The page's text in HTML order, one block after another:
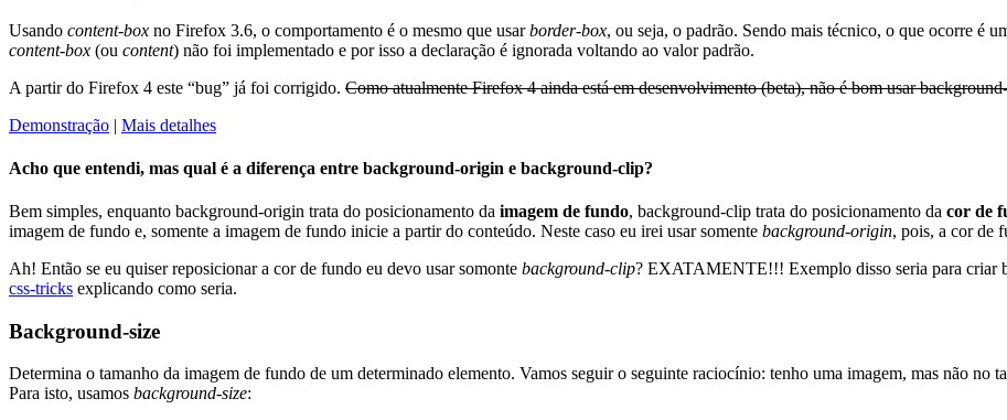
Usando content-box no Firefox 3.6, o comportamento é o mesmo que usarborder-box, ou seja, o padrão. Sendo mais técnico, o que ocorre é
content-box (ou content) não foi implementado e por isso a declaração é ignorada voltando ao valor padrão.
A partir do Firefox 4 este “bug” já foi corrigido. Como atualmente Firefox 4 ainda está em desenvolvimento (beta), não é bom usar
Demonstração | Mais detalhes
Acho que entendi, mas qual é a diferença entre background-origin e background-clip?
Bem simples, enquanto background-origin trata do posicionamento da imagem de fundo, background-clip trata do posicionamento da cor de
imagem de fundo e, somente a imagem de fundo inicie a partir do conteúdo. Neste caso eu irei usar somente background-origin, pois, a cor de
Ah! Então se eu quiser reposicionar a cor de fundo eu devo usar somonte background-clip? EXATAMENTE!!! Exemplo disso seria para criar
css-tricks explicando como seria.
Background-size
Determina o tamanho da imagem de fundo de um determinado elemento. Vamos seguir o seguinte raciocínio: tenho uma imagem, mas não no
Para isto, usamos background-size: